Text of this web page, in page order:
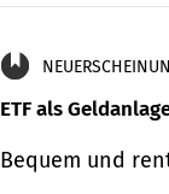
ETF als
Bequem und